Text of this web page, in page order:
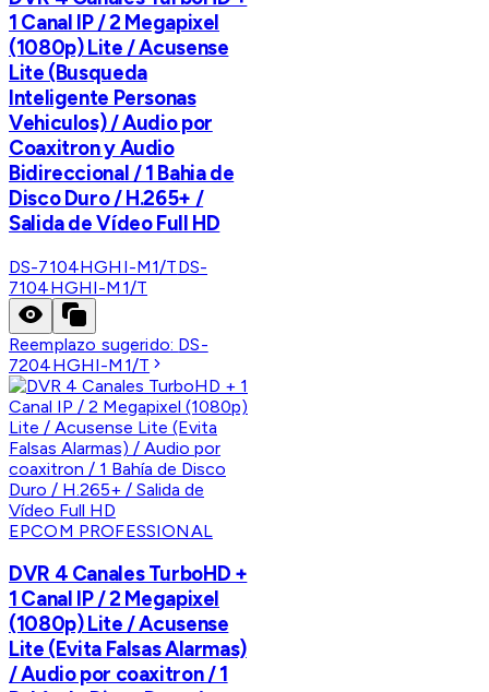
1 Canal IP / 2 Megapixel
(1080p) Lite / Acusense
Lite (Busqueda
Inteligente Personas
Vehiculos) / Audio por
Coaxitron y Audio
Bidireccional / 1 Bahia de
Disco Duro / H.265+ /
Salida de Vídeo Full HD
DS-7104HGHI-M1/TDS-
7104HGHI-M1/T
Reemplazo sugerido: DS-
7204HGHI-M1/T
EPCOM PROFESSIONAL
DVR 4 Canales TurboHD +
1 Canal IP / 2 Megapixel
(1080p) Lite / Acusense
Lite (Evita Falsas Alarmas)
/ Audio por coaxitron / 1